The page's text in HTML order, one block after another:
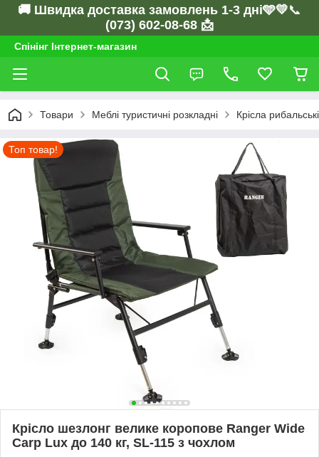
🚚 Швидка доставка замовлень 1-3 дні🩵💛📞
(073) 602-08-68 📩
Спінінг Інтернет-магазин
Товари Меблі туристичні розкладні Крісла
Топ товар!
Крісло шезлонг велике коропове Ranger Wide
Carp Lux до 140 кг, SL-115 з чохлом